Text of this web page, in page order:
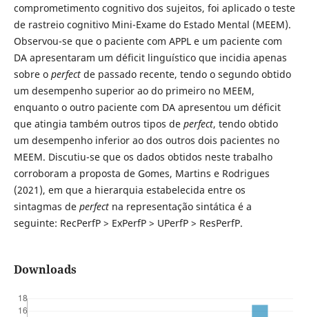
comprometimento cognitivo dos sujeitos, foi aplicado o teste
de rastreio cognitivo Mini-Exame do Estado Mental (MEEM).
Observou-se que o paciente com APPL e um paciente com
DA apresentaram um déficit linguístico que incidia apenas
sobre o perfectde passado recente, tendo o segundo obtido
um desempenho superior ao do primeiro no MEEM,
enquanto o outro paciente com DA apresentou um déficit
que atingia também outros tipos de perfect, tendo obtido
um desempenho inferior ao dos outros dois pacientes no
MEEM. Discutiu-se que os dados obtidos neste trabalho
corroboram a proposta de Gomes, Martins e Rodrigues
(2021), em que a hierarquia estabelecida entre os
sintagmas de perfectna representação sintática é a
seguinte: RecPerfP > ExPerfP > UPerfP > ResPerfP.
Downloads